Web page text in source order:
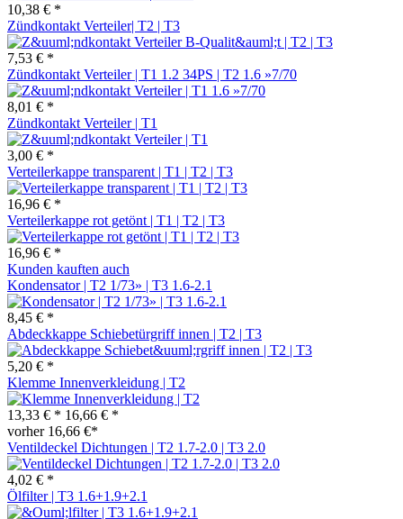
10,38 € *
Zündkontakt Verteiler| T2 | T3
7,53 € *
Zündkontakt Verteiler | T1 1.2 34PS | T2 1.6 »7/70
8,01 € *
Zündkontakt Verteiler | T1
3,00 € *
Verteilerkappe transparent | T1 | T2 | T3
16,96 € *
Verteilerkappe rot getönt | T1 | T2 | T3
16,96 € *
Kunden kauften auch
Kondensator | T2 1/73» | T3 1.6-2.1
8,45 € *
Abdeckkappe Schiebetürgriff innen | T2 | T3
5,20 € *
Klemme Innenverkleidung | T2
13,33 € * 16,66 € *
vorher 16,66 €*
Ventildeckel Dichtungen | T2 1.7-2.0 | T3 2.0
4,02 € *
Ölfilter | T3 1.6+1.9+2.1